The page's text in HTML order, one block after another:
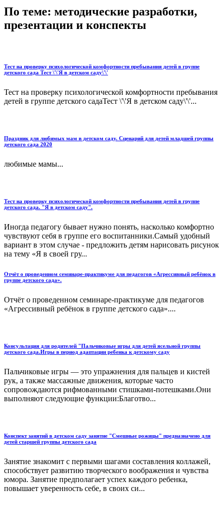
По теме: методические разработки,
презентации и конспекты
Тест на проверку психологической комфортности пребывания детей в группе
детского сада Тест \'\'Я в детском саду\'\'
Тест на проверку психологической комфортности пребывания
детей в группе детского садаТест \'\'Я в детском саду\'\'...
Праздник для любимых мам в детском саду. Сценарий для детей младшей группы
детского сада 2020
любимые мамы...
Тест на проверку психологической комфортности пребывания детей в группе
детского сада. "Я в детском саду".
Иногда педагогу бывает нужно понять, насколько комфортно
чувствуют себя в группе его воспитанники.Самый удобный
вариант в этом случае - предложить детям нарисовать рисунок
на тему «Я в своей гру...
Отчёт о проведенном семинаре-практикуме для педагогов «Агрессивный ребёнок в
группе детского сада».
Отчёт о проведенном семинаре-практикуме для педагогов
«Агрессивный ребёнок в группе детского сада»....
Консультация для родителей "Пальчиковые игры для детей ясельной группы
детского сада.Игры в период адаптации ребенка к детскому саду
Пальчиковые игры — это упражнения для пальцев и кистей
рук, а также массажные движения, которые часто
сопровождаются рифмованными стишками-потешками.Они
выполняют следующие функции:Благотво...
Конспект занятий в детском саду занятие "Смешные рожицы" предназначено для
детей старшей группы детского сада
Занятие знакомит с первыми шагами составления коллажей,
способствует развитию творческого воображения и чувства
юмора. Занятие предполагает успех каждого ребенка,
повышает уверенность себе, в своих си...